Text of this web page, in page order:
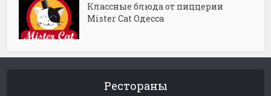
Классные блюда от пиццерии
Mister Cat Одесса
Рестораны